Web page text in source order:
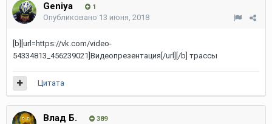
Geniya 1
Опубликовано 13 июня, 2018
[b][url=https://vk.com/video-
54334813_456239021]Видеопрезентация[/url][/b] трассы
Цитата
Влад Б. 389